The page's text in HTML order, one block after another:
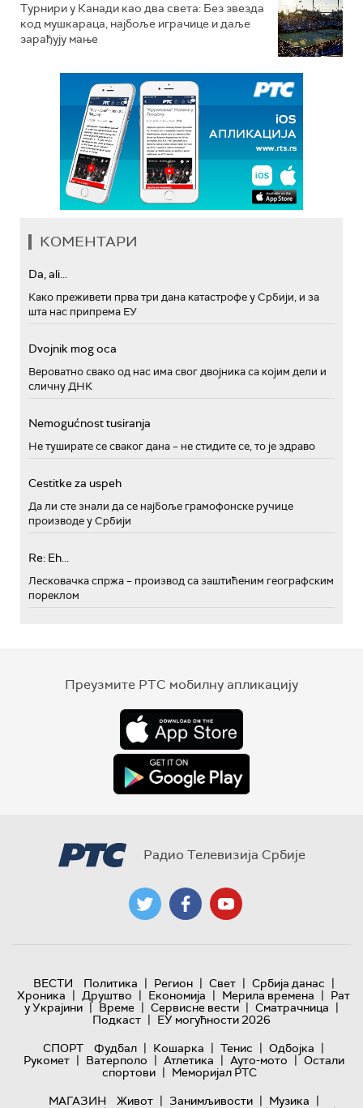
Турнири у Канади као два света: Без звезда
код мушкараца, најбоље играчице и даље
зарађују мање
КОМЕНТАРИ
Da, ali...
Како преживети прва три дана катастрофе у Србији, и за
шта нас припрема ЕУ
Dvojnik mog oca
Вероватно свако од нас има свог двојника са којим дели и
сличну ДНК
Nemogućnost tusiranja
Не туширате се сваког дана – не стидите се, то је здраво
Cestitke za uspeh
Да ли сте знали да се најбоље грамофонске ручице
производе у Србији
Re: Eh...
Лесковачка спржа – производ са заштићеним географским
пореклом
Преузмите РТС мобилну апликацију
Радио Телевизија Србије
ВЕСТИ Политика | Регион | Свет | Србија данас |
Хроника | Друштво | Економија | Мерила времена | Рат
у Украјини | Време | Сервисне вести | Сматрачница |
Подкаст | ЕУ могућности 2026
СПОРТ
Фудбал | Кошарка | Тенис | Одбојка |
Рукомет | Ватерполо | Атлетика | Ауто-мото | Остали
спортови | Меморијал РТС
МАГАЗИН
Живот | Занимљивости | Музика |